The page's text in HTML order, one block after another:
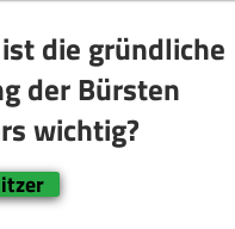
die gründliche
der Bürsten
wichtig?